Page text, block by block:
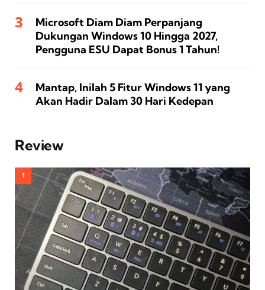
Microsoft Diam Diam Perpanjang
Dukungan Windows 10 Hingga 2027,
Pengguna ESU Dapat Bonus 1 Tahun!
Mantap, Inilah 5 Fitur Windows 11 yang
Akan Hadir Dalam 30 Hari Kedepan
Review